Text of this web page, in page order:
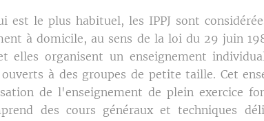
est le plus habituel, les IPPJ sont
à domicile, au sens de la loi du 29 juin
elles organisent un enseignement
à des groupes de petite taille. Cet
de l'enseignement de plein exercice
des cours généraux et techniques